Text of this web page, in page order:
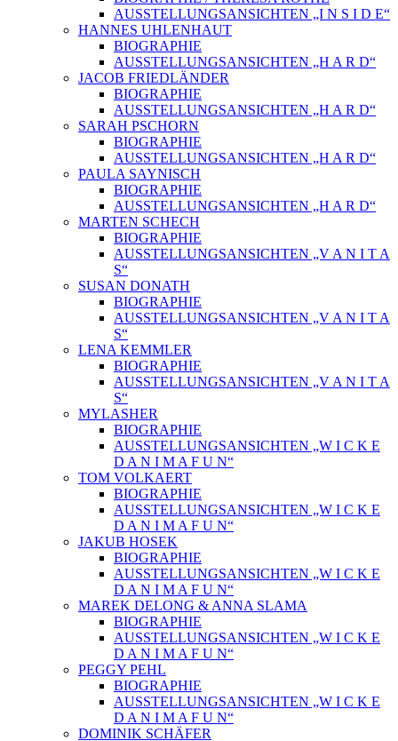
AUSSTELLUNGSANSICHTEN „I N S I D E“
HANNES UHLENHAUT
BIOGRAPHIE
AUSSTELLUNGSANSICHTEN „H A R D“
JACOB FRIEDLÄNDER
BIOGRAPHIE
AUSSTELLUNGSANSICHTEN „H A R D“
SARAH PSCHORN
BIOGRAPHIE
AUSSTELLUNGSANSICHTEN „H A R D“
PAULA SAYNISCH
BIOGRAPHIE
AUSSTELLUNGSANSICHTEN „H A R D“
MARTEN SCHECH
BIOGRAPHIE
AUSSTELLUNGSANSICHTEN „V A N I T A
S“
SUSAN DONATH
BIOGRAPHIE
AUSSTELLUNGSANSICHTEN „V A N I T A
S“
LENA KEMMLER
BIOGRAPHIE
AUSSTELLUNGSANSICHTEN „V A N I T A
S“
MYLASHER
BIOGRAPHIE
AUSSTELLUNGSANSICHTEN „W I C K E
D A N I M A F U N“
TOM VOLKAERT
BIOGRAPHIE
AUSSTELLUNGSANSICHTEN „W I C K E
D A N I M A F U N“
JAKUB HOSEK
BIOGRAPHIE
AUSSTELLUNGSANSICHTEN „W I C K E
D A N I M A F U N“
MAREK DELONG & ANNA SLAMA
BIOGRAPHIE
AUSSTELLUNGSANSICHTEN „W I C K E
D A N I M A F U N“
PEGGY PEHL
BIOGRAPHIE
AUSSTELLUNGSANSICHTEN „W I C K E
D A N I M A F U N“
DOMINIK SCHÄFER